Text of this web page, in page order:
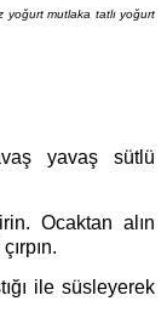
yoğurt mutlaka tatlı yoğurt
yavaş sütlü
Ocaktan alın
ile süsleyerek